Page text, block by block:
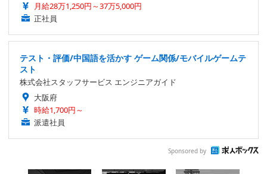
月給28万1,250円～37万5,000円
正社員
テスト・評価/中国語を活かす ゲーム関係/モバイルゲームテ
スト
株式会社スタッフサービス エンジニアガイド
大阪府
時給1,700円～
派遣社員
Sponsored by